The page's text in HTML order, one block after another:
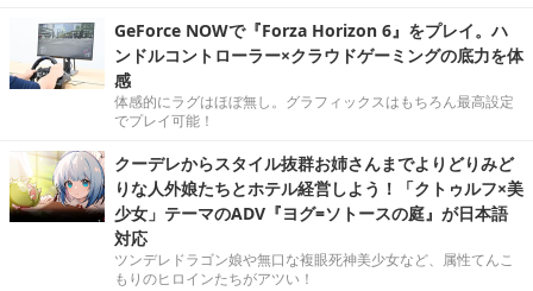
GeForce NOWで『Forza Horizon 6』をプレイ。ハ
ンドルコントローラー×クラウドゲーミングの底力を体
感
体感的にラグはほぼ無し。グラフィックスはもちろん最高設定
でプレイ可能！
クーデレからスタイル抜群お姉さんまでよりどりみど
りな人外娘たちとホテル経営しよう！「クトゥルフ×美
少女」テーマのADV『ヨグ=ソトースの庭』が日本語
対応
ツンデレドラゴン娘や無口な複眼死神美少女など、属性てんこ
もりのヒロインたちがアツい！